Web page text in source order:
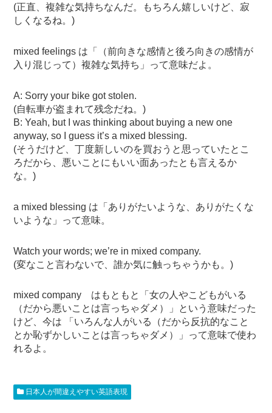
(正直、複雑な気持ちなんだ。もちろん嬉しいけど、寂
しくなるね。)
mixed feelings は「（前向きな感情と後ろ向きの感情が
入り混じって）複雑な気持ち」って意味だよ。
A: Sorry your bike got stolen.
(自転車が盗まれて残念だね。)
B: Yeah, but I was thinking about buying a new one
anyway, so I guess it’s a mixed blessing.
(そうだけど、丁度新しいのを買おうと思っていたとこ
ろだから、悪いことにもいい面あったとも言えるか
な。)
a mixed blessing は「ありがたいような、ありがたくな
いような」って意味。
Watch your words; we’re in mixed company.
(変なこと言わないで、誰か気に触っちゃうかも。)
mixed company はもともと「女の人やこどもがいる
（だから悪いことは言っちゃダメ）」という意味だった
けど、今は 「いろんな人がいる（だから反抗的なこと
とか恥ずかしいことは言っちゃダメ）」って意味で使わ
れるよ。
日本人が間違えやすい英語表現